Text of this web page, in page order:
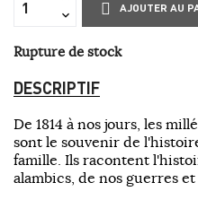
AJOUTER AU
Rupture de stock
DESCRIPTIF
De 1814 à nos jours, les
sont le souvenir de
famille. Ils racontent
alambics, de nos guerres